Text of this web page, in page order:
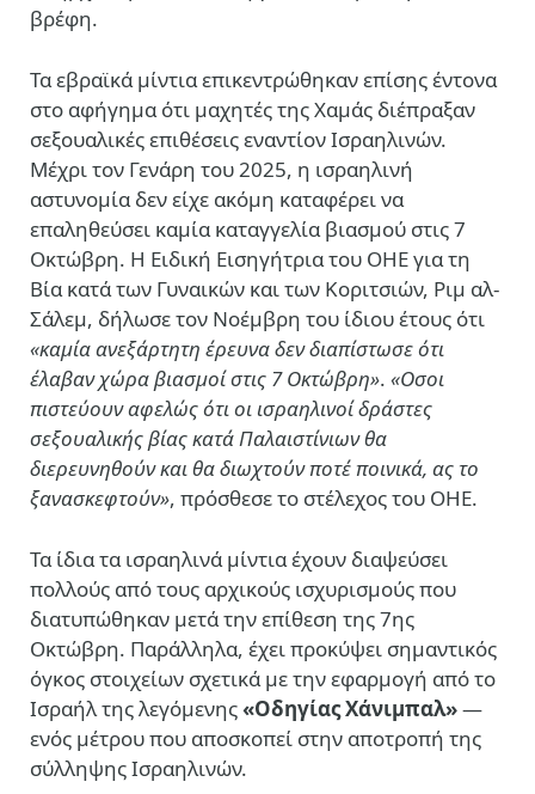
βρέφη.
Τα εβραϊκά μίντια επικεντρώθηκαν επίσης έντονα
στο αφήγημα ότι μαχητές της Χαμάς διέπραξαν
σεξουαλικές επιθέσεις εναντίον Ισραηλινών.
Μέχρι τον Γενάρη του 2025, η ισραηλινή
αστυνομία δεν είχε ακόμη καταφέρει να
επαληθεύσει καμία καταγγελία βιασμού στις 7
Οκτώβρη. Η Ειδική Εισηγήτρια του ΟΗΕ για τη
Βία κατά των Γυναικών και των Κοριτσιών, Ριμ αλ-
Σάλεμ, δήλωσε τον Νοέμβρη του ίδιου έτους ότι
«καμία ανεξάρτητη έρευνα δεν διαπίστωσε ότι
έλαβαν χώρα βιασμοί στις 7 Οκτώβρη». «Οσοι
πιστεύουν αφελώς ότι οι ισραηλινοί δράστες
σεξουαλικής βίας κατά Παλαιστίνιων θα
διερευνηθούν και θα διωχτούν ποτέ ποινικά, ας το
ξανασκεφτούν», πρόσθεσε το στέλεχος του ΟΗΕ.
Τα ίδια τα ισραηλινά μίντια έχουν διαψεύσει
πολλούς από τους αρχικούς ισχυρισμούς που
διατυπώθηκαν μετά την επίθεση της 7ης
Οκτώβρη. Παράλληλα, έχει προκύψει σημαντικός
όγκος στοιχείων σχετικά με την εφαρμογή από το
Ισραήλ της λεγόμενης«Οδηγίας Χάνιμπαλ»—
ενός μέτρου που αποσκοπεί στην αποτροπή της
σύλληψης Ισραηλινών.